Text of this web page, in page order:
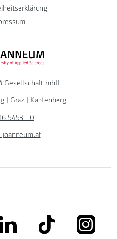
FH JOANNEUM Logo
Gesellschaft mbH
Graz
Kapfenberg
5453 - 0
joanneum.at
link to linkedinlink to tiktok